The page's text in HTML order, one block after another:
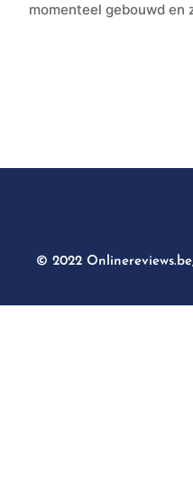
momenteel gebouwd en
© 2022